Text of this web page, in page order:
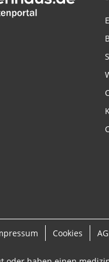
Cookies
Standortdaten
aktiv angeforderten